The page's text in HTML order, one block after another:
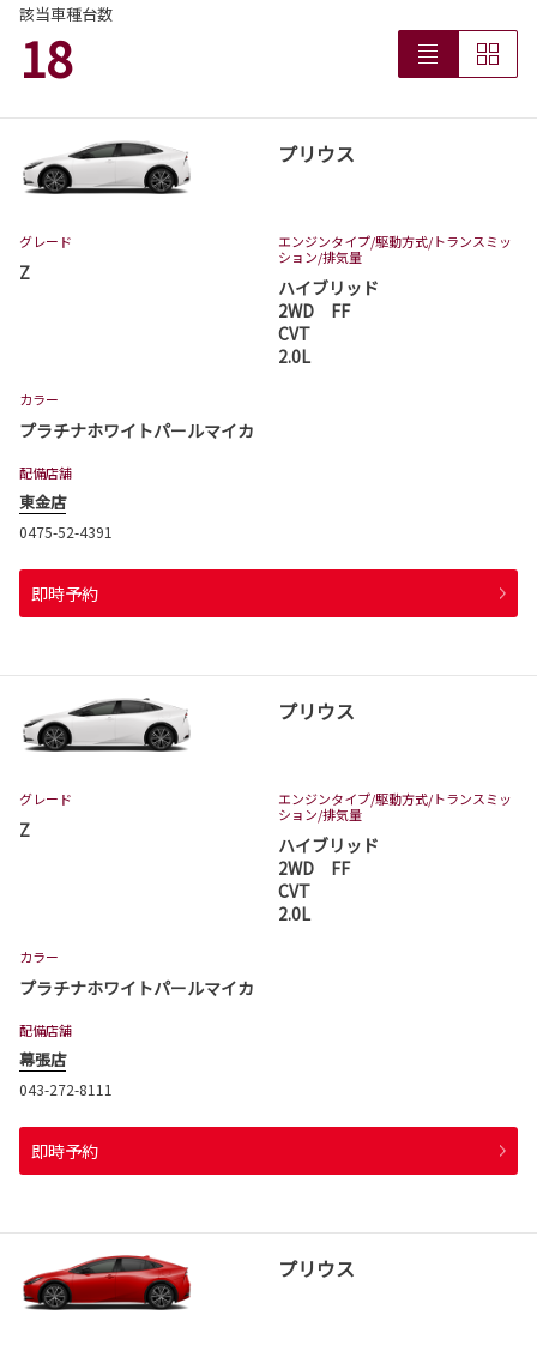
該当車種台数
18
プリウス
グレード
Z
エンジンタイプ/駆動方式/トランスミッ
ション/排気量
ハイブリッド
2WD FF
CVT
2.0L
カラー
プラチナホワイトパールマイカ
配備店舗
東金店
0475-52-4391
即時予約
プリウス
グレード
Z
エンジンタイプ/駆動方式/トランスミッ
ション/排気量
ハイブリッド
2WD FF
CVT
2.0L
カラー
プラチナホワイトパールマイカ
配備店舗
幕張店
043-272-8111
即時予約
プリウス